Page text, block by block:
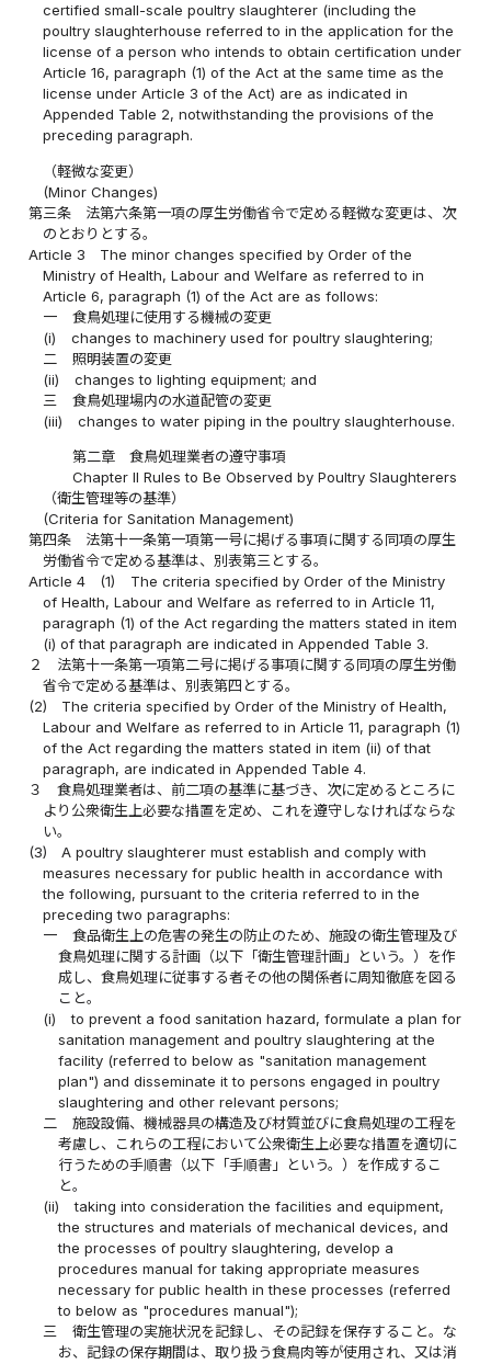
certified small-scale poultry slaughterer (including the
poultry slaughterhouse referred to in the application for the
license of a person who intends to obtain certification under
Article 16, paragraph (1) of the Act at the same time as the
license under Article 3 of the Act) are as indicated in
Appended Table 2, notwithstanding the provisions of the
preceding paragraph.
（軽微な変更）
(Minor Changes)
第三条
法第六条第一項の厚生労働省令で定める軽微な変更は、次
のとおりとする。
Article 3
The minor changes specified by Order of the
Ministry of Health, Labour and Welfare as referred to in
Article 6, paragraph (1) of the Act are as follows:
一
食鳥処理に使用する機械の変更
(i)
changes to machinery used for poultry slaughtering;
二
照明装置の変更
(ii)
changes to lighting equipment; and
三
食鳥処理場内の水道配管の変更
(iii)
changes to water piping in the poultry slaughterhouse.
第二章 食鳥処理業者の遵守事項
Chapter II Rules to Be Observed by Poultry Slaughterers
（衛生管理等の基準）
(Criteria for Sanitation Management)
第四条
法第十一条第一項第一号に掲げる事項に関する同項の厚生
労働省令で定める基準は、別表第三とする。
Article 4
(1)
The criteria specified by Order of the Ministry
of Health, Labour and Welfare as referred to in Article 11,
paragraph (1) of the Act regarding the matters stated in item
(i) of that paragraph are indicated in Appended Table 3.
２
法第十一条第一項第二号に掲げる事項に関する同項の厚生労働
省令で定める基準は、別表第四とする。
(2)
The criteria specified by Order of the Ministry of Health,
Labour and Welfare as referred to in Article 11, paragraph (1)
of the Act regarding the matters stated in item (ii) of that
paragraph, are indicated in Appended Table 4.
３
食鳥処理業者は、前二項の基準に基づき、次に定めるところに
より公衆衛生上必要な措置を定め、これを遵守しなければならな
い。
(3)
A poultry slaughterer must establish and comply with
measures necessary for public health in accordance with
the following, pursuant to the criteria referred to in the
preceding two paragraphs:
一
食品衛生上の危害の発生の防止のため、施設の衛生管理及び
食鳥処理に関する計画（以下「衛生管理計画」という。）を作
成し、食鳥処理に従事する者その他の関係者に周知徹底を図る
こと。
(i)
to prevent a food sanitation hazard, formulate a plan for
sanitation management and poultry slaughtering at the
facility (referred to below as "sanitation management
plan") and disseminate it to persons engaged in poultry
slaughtering and other relevant persons;
二
施設設備、機械器具の構造及び材質並びに食鳥処理の工程を
考慮し、これらの工程において公衆衛生上必要な措置を適切に
行うための手順書（以下「手順書」という。）を作成するこ
と。
(ii)
taking into consideration the facilities and equipment,
the structures and materials of mechanical devices, and
the processes of poultry slaughtering, develop a
procedures manual for taking appropriate measures
necessary for public health in these processes (referred
to below as "procedures manual");
三
衛生管理の実施状況を記録し、その記録を保存すること。な
お、記録の保存期間は、取り扱う食鳥肉等が使用され、又は消